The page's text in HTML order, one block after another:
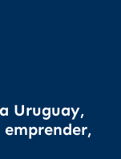
Uruguay,